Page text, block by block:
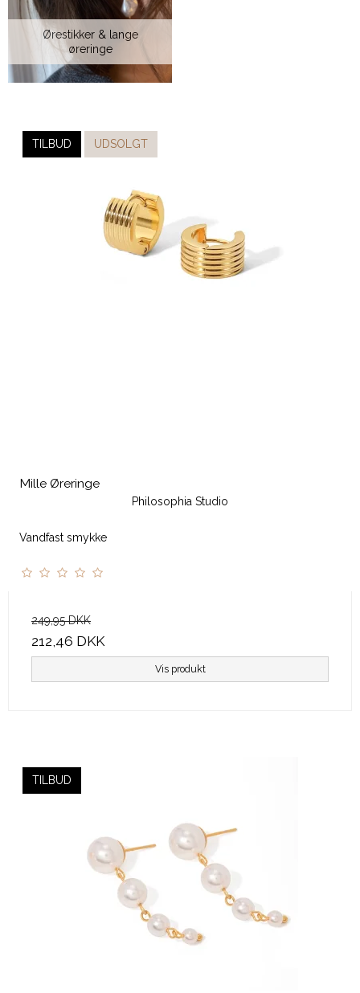
Ørestikker & lange
øreringe
TILBUD UDSOLGT
Mille Øreringe
Philosophia Studio
Vandfast smykke
249,95 DKK
212,46 DKK
Vis produkt
TILBUD